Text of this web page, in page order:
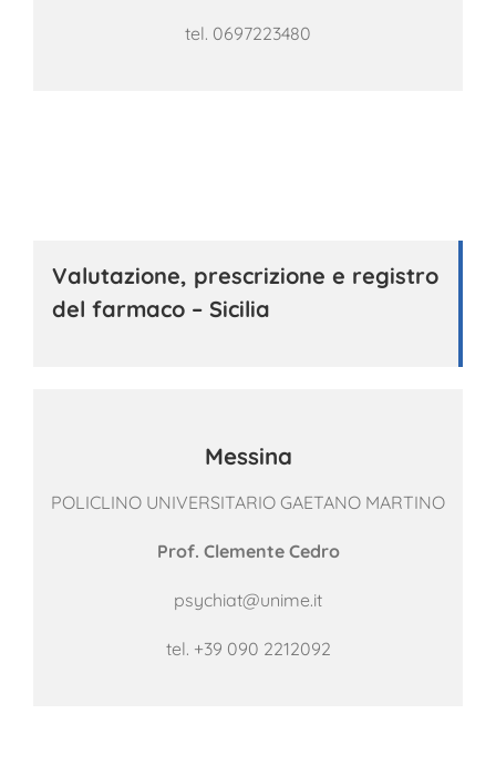
tel. 0697223480
Valutazione, prescrizione e registro
del farmaco – Sicilia
Messina
POLICLINO UNIVERSITARIO GAETANO MARTINO
Prof. Clemente Cedro
psychiat@unime.it
tel. +39 090 2212092